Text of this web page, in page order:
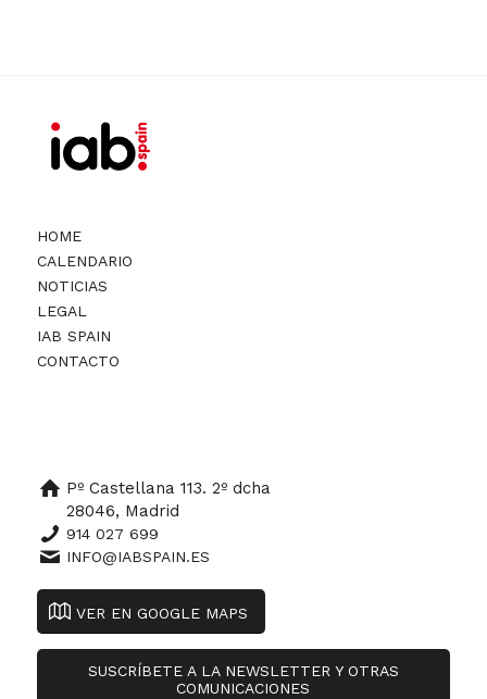
HOME
CALENDARIO
NOTICIAS
LEGAL
IAB SPAIN
CONTACTO
Pº Castellana 113. 2º dcha
28046, Madrid
914 027 699
INFO@IABSPAIN.ES
VER EN GOOGLE MAPS
SUSCRÍBETE A LA NEWSLETTER Y OTRAS
COMUNICACIONES